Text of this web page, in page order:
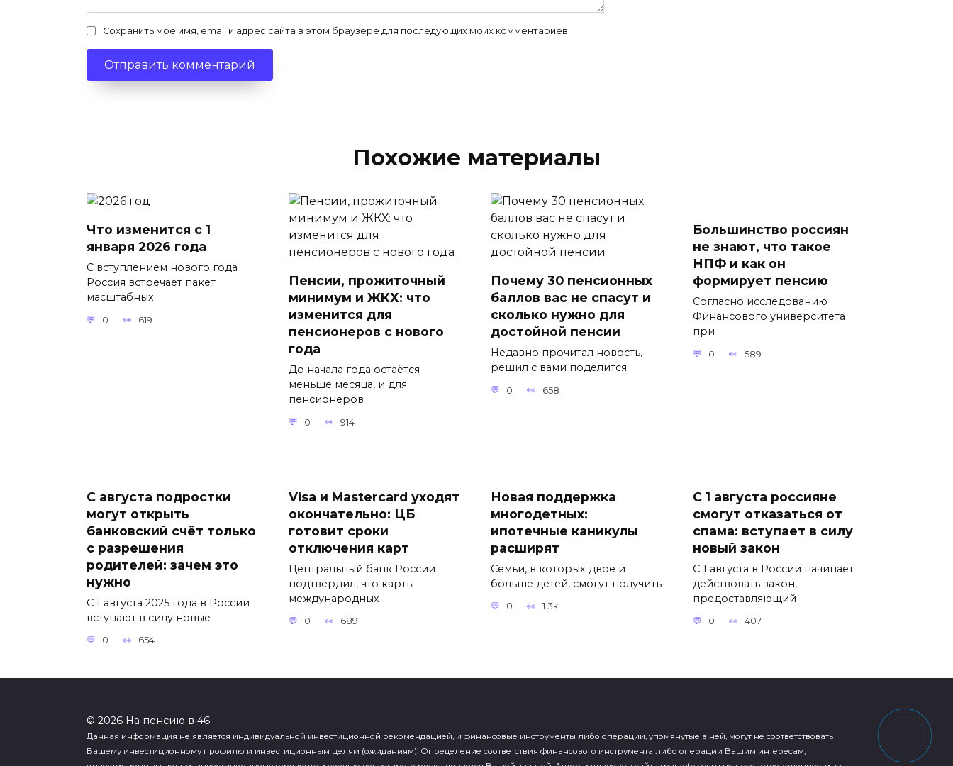
Сохранить моё имя, email и адрес сайта в этом браузере для последующих моих комментариев.
Похожие материалы
Что изменится с 1
января 2026 года
С вступлением нового года
Россия встречает пакет
масштабных
0 619
Пенсии, прожиточный
минимум и ЖКХ: что
изменится для
пенсионеров с нового
года
До начала года остаётся
меньше месяца, и для
пенсионеров
0 914
Почему 30 пенсионных
баллов вас не спасут и
сколько нужно для
достойной пенсии
Недавно прочитал новость,
решил с вами поделится.
0 658
Большинство россиян
не знают, что такое
НПФ и как он
формирует пенсию
Согласно исследованию
Финансового университета
при
0 589
С августа подростки
могут открыть
банковский счёт только
с разрешения
родителей: зачем это
нужно
С 1 августа 2025 года в России
вступают в силу новые
0 654
Visa и Mastercard уходят
окончательно: ЦБ
готовит сроки
отключения карт
Центральный банк России
подтвердил, что карты
международных
0 689
Новая поддержка
многодетных:
ипотечные каникулы
расширят
Семьи, в которых двое и
больше детей, смогут получить
0 1.3к.
С 1 августа россияне
смогут отказаться от
спама: вступает в силу
новый закон
С 1 августа в России начинает
действовать закон,
предоставляющий
0 407
© 2026 На пенсию в 46
Данная информация не является индивидуальной инвестиционной рекомендацией, и финансовые инструменты либо операции, упомянутые в ней, могут не соответствовать
Вашему инвестиционному профилю и инвестиционным целям (ожиданиям). Определение соответствия финансового инструмента либо операции Вашим интересам,